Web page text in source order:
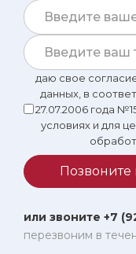
даю свое
данных, в
27.07.2006 года
условиях и для
Позвоните
или звоните +7
перезвоним в